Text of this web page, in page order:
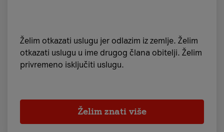
Želim otkazati uslugu jer odlazim iz zemlje. Želim
otkazati uslugu u ime drugog člana obitelji. Želim
privremeno isključiti uslugu.
Želim znati više